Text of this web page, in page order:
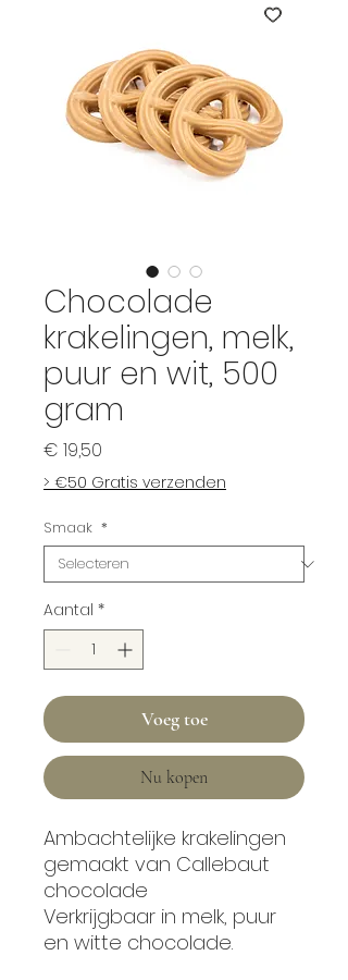
Chocolade
krakelingen, melk,
puur en wit, 500
gram
€ 19,50
> €50 Gratis verzenden
Smaak *
Aantal *
Voeg toe
Nu kopen
Ambachtelijke krakelingen
gemaakt van Callebaut
chocolade
Verkrijgbaar in melk, puur
en witte chocolade.